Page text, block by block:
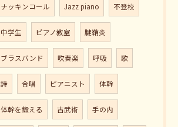
ナッキンコール Jazz piano 不登校
中学生 ピアノ教室 腱鞘炎
ブラスバンド 吹奏楽 呼吸 歌
詩 合唱 ピアニスト 体幹
体幹を鍛える 古武術 手の内